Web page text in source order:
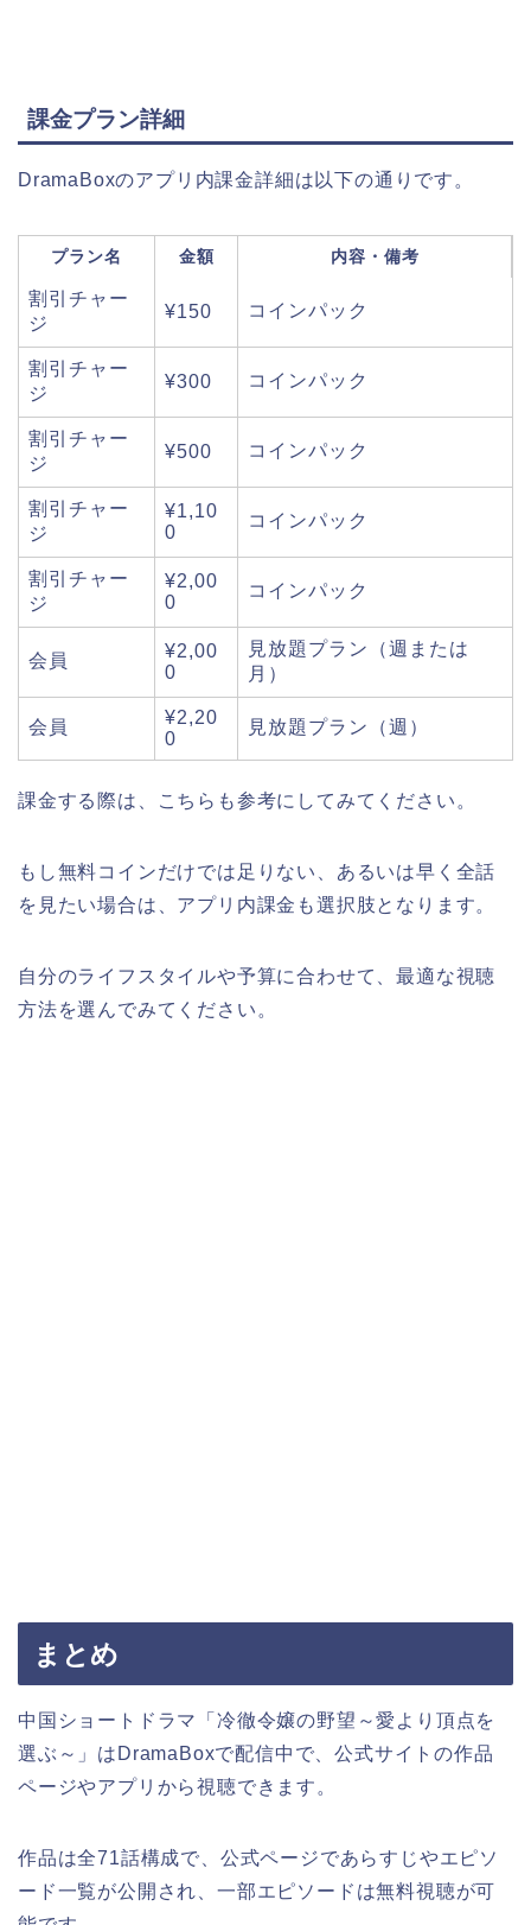
課金プラン詳細
DramaBoxのアプリ内課金詳細は以下の通りです。
プラン名 金額 内容・備考
割引チャー
ジ
¥150 コインパック
割引チャー
ジ
¥300 コインパック
割引チャー
ジ
¥500 コインパック
割引チャー
ジ
¥1,10
0
コインパック
割引チャー
ジ
¥2,00
0
コインパック
会員
¥2,00
0
見放題プラン（週または
月）
会員
¥2,20
0
見放題プラン（週）
課金する際は、こちらも参考にしてみてください。
もし無料コインだけでは足りない、あるいは早く全話
を見たい場合は、アプリ内課金も選択肢となります。
自分のライフスタイルや予算に合わせて、最適な視聴
方法を選んでみてください。
まとめ
中国ショートドラマ「冷徹令嬢の野望～愛より頂点を
選ぶ～」はDramaBoxで配信中で、公式サイトの作品
ページやアプリから視聴できます。
作品は全71話構成で、公式ページであらすじやエピソ
ード一覧が公開され、一部エピソードは無料視聴が可